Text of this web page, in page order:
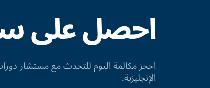
احصل على
احجز مكالمة اليوم للتحدث مع مستشار
الإنجليزية.